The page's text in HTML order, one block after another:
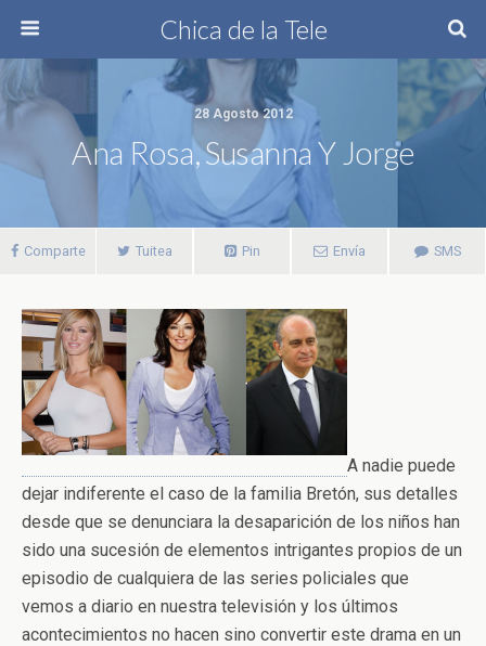
Chica de la Tele
28 Agosto 2012
Ana Rosa, Susanna Y Jorge
Comparte Tuitea Pin Envía SMS
A nadie puede
dejar indiferente el caso de la familia Bretón, sus detalles
desde que se denunciara la desaparición de los niños han
sido una sucesión de elementos intrigantes propios de un
episodio de cualquiera de las series policiales que
vemos a diario en nuestra televisión y los últimos
acontecimientos no hacen sino convertir este drama en un